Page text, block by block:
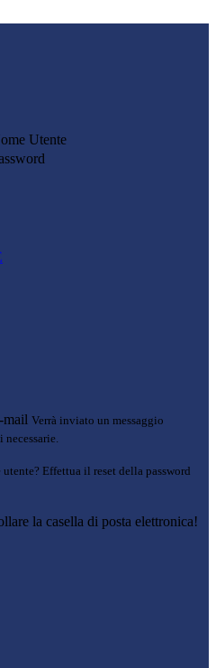
Utente
mail Verrà inviato un messaggio
Effettua il reset della password
la casella di posta elettronica!